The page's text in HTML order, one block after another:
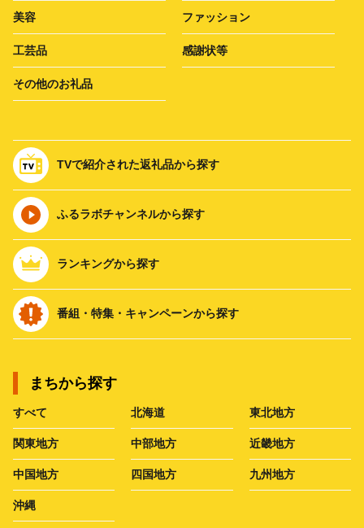
美容 ファッション
工芸品 感謝状等
その他のお礼品
TVで紹介された返礼品から探す
ふるラボチャンネルから探す
ランキングから探す
番組・特集・キャンペーンから探す
まちから探す
すべて 北海道 東北地方
関東地方 中部地方 近畿地方
中国地方 四国地方 九州地方
沖縄